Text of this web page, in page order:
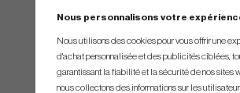
Nous personnalisons votre
Nous utilisons des cookies pour vous offrir une
d'achat personnalisée et des publicités ciblées,
garantissant la fiabilité et la sécurité de nos sites
nous collectons des informations sur les